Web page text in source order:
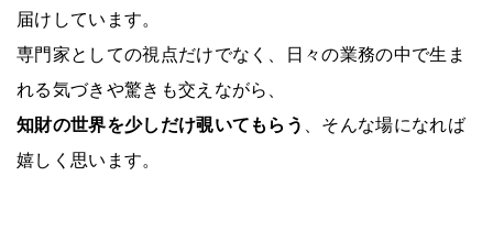
届けしています。
専門家としての視点だけでなく、日々の業務の中で生ま
れる気づきや驚きも交えながら、
知財の世界を少しだけ覗いてもらう
、そんな場になれば
嬉しく思います。